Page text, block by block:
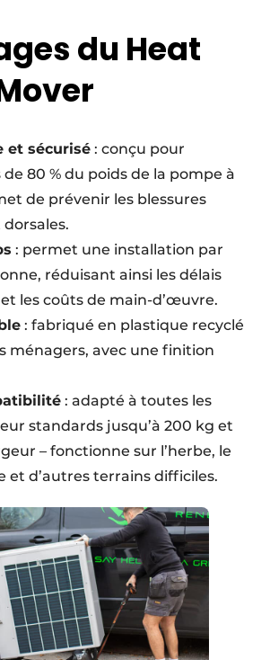
du Heat
et sécurisé : conçu pour
80 % du poids de la pompe à
de prévenir les blessures
: permet une installation par
réduisant ainsi les délais
les coûts de main-d’œuvre.
: fabriqué en plastique recyclé
ménagers, avec une finition
: adapté à toutes les
standards jusqu’à 200 kg et
– fonctionne sur l’herbe, le
et d’autres terrains difficiles.